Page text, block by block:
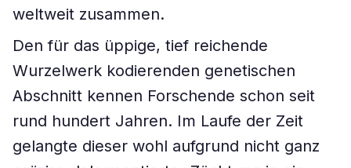
weltweit zusammen.
Den für das üppige, tief reichende
Wurzelwerk kodierenden genetischen
Abschnitt kennen Forschende schon seit
rund hundert Jahren. Im Laufe der Zeit
gelangte dieser wohl aufgrund nicht ganz